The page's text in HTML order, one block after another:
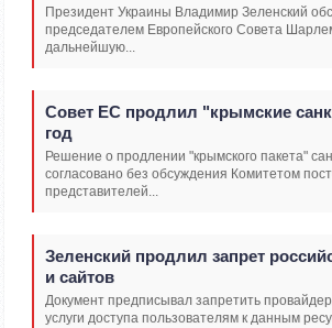
Президент Украины Владимир Зеленский
председателем Европейского Совета
дальнейшую...
Совет ЕС продлил "крымские
год
Решение о продлении "крымского пакета"
согласовано без обсуждения Комитетом
представителей...
Зеленский продлил запрет
и сайтов
Документ предписывал запретить
услуги доступа пользователям к данным